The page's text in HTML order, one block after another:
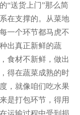
“送货上门”那么简
在支撑的。从菜地
一个环节都马虎不
出真正新鲜的蔬
食材不新鲜，做出
得在蔬菜成熟的时
，就像咱们吃水果
是打包环节，得用
运输过程中受到损